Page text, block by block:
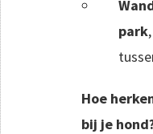
park
Hoe
bij je